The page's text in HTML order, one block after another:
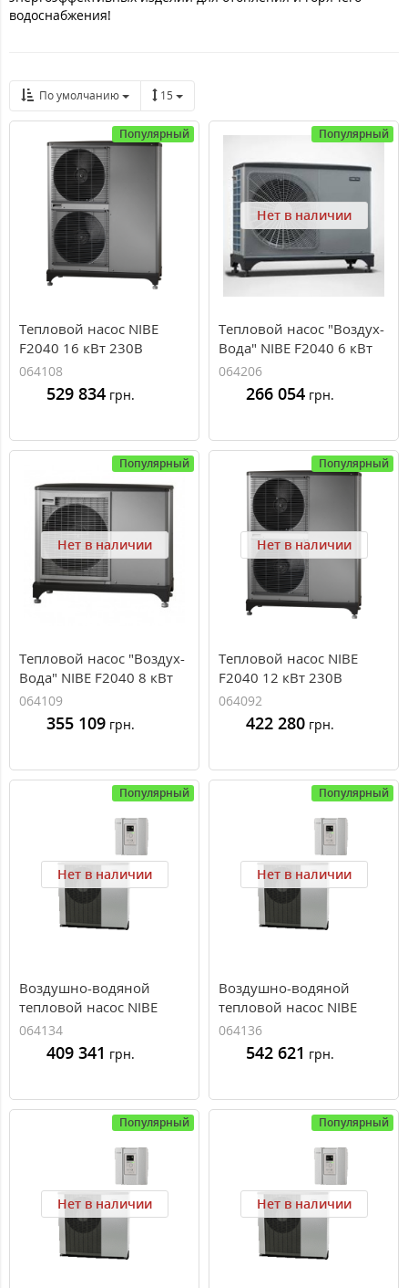
водоснабжения!
По умолчанию 15
Популярный
Тепловой насос NIBE
F2040 16 кВт 230В
"Воздух-Вода"
064108
529 834 грн.
Популярный
Нет в наличии
Тепловой насос "Воздух-
Вода" NIBE F2040 6 кВт
230В
064206
266 054 грн.
Популярный
Нет в наличии
Тепловой насос "Воздух-
Вода" NIBE F2040 8 кВт
230В
064109
355 109 грн.
Популярный
Нет в наличии
Тепловой насос NIBE
F2040 12 кВт 230В
"Воздух-Вода"
064092
422 280 грн.
Популярный
Нет в наличии
Воздушно-водяной
тепловой насос NIBE
F2120 8 кВт 230В
064134
409 341 грн.
Популярный
Нет в наличии
Воздушно-водяной
тепловой насос NIBE
F2120-12 кВт 230В
064136
542 621 грн.
Популярный
Нет в наличии
Популярный
Нет в наличии